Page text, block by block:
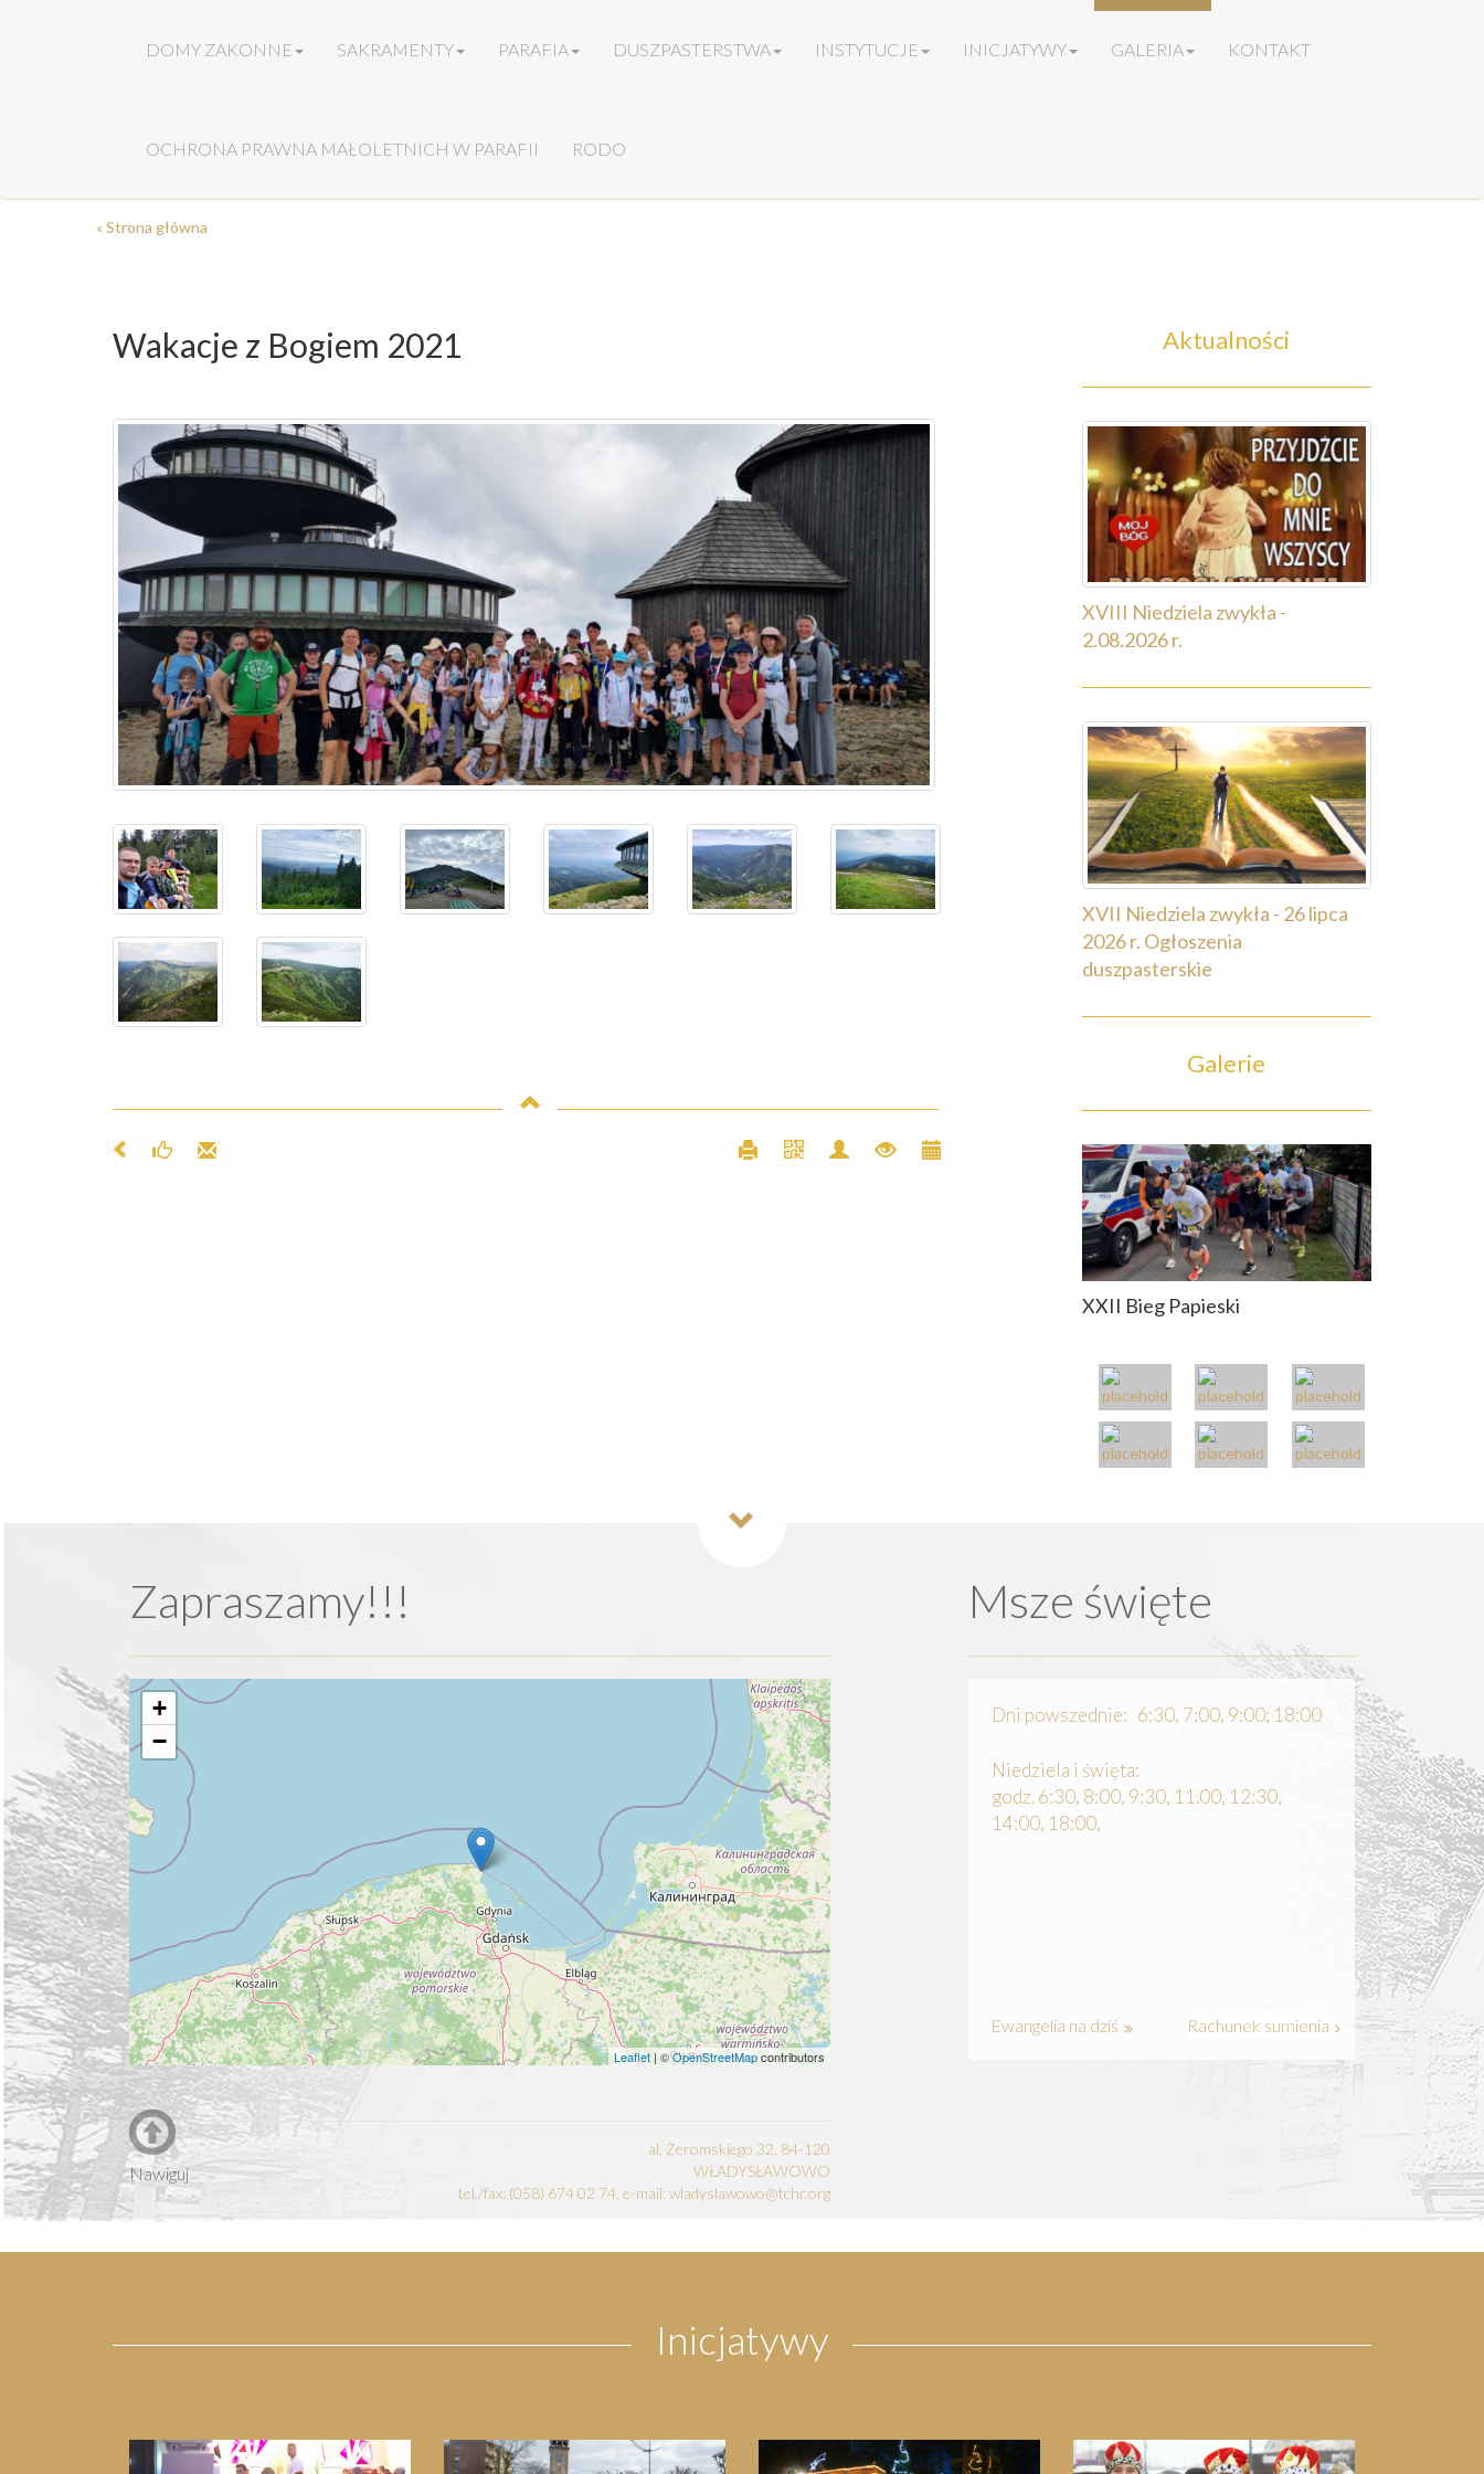
DOMY ZAKONNE SAKRAMENTY PARAFIA DUSZPASTERSTWA INSTYTUCJE INICJATYWY GALERIA KONTAKT
OCHRONA PRAWNA MAŁOLETNICH W PARAFII RODO
« Strona główna
Wakacje z Bogiem 2021 Aktualności
XVIII Niedziela zwykła -
2.08.2026 r.
XVII Niedziela zwykła - 26 lipca
2026 r. Ogłoszenia
duszpasterskie
Galerie
XXII Bieg Papieski
Zapraszamy!!!
+
−
Leaflet | ©OpenStreetMapcontributors
Nawiguj
al. Żeromskiego 32, 84-120
WŁADYSŁAWOWO
tel./fax: (058) 674 02 74, e-mail: wladyslawowo@tchr.org
Msze święte
Dni powszednie: 6:30, 7:00, 9:00; 18:00
Niedziela i święta:
godz. 6:30, 8:00, 9:30, 11.00, 12:30,
14:00, 18:00,
Ewangelia na dziś Rachunek sumienia
Inicjatywy
Previous